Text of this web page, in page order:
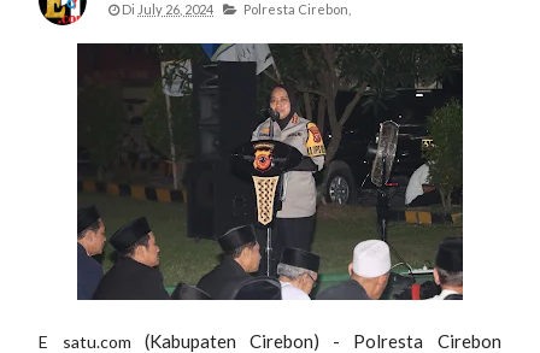
Di July 26, 2024 Polresta Cirebon,
E satu.com (Kabupaten Cirebon) - Polresta Cirebon